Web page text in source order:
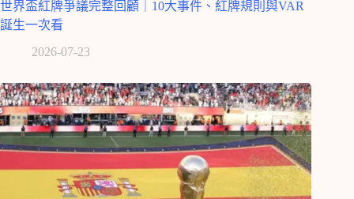
世界盃紅牌爭議完整回顧｜10大事件、紅牌規則與VAR
誕生一次看
2026-07-23